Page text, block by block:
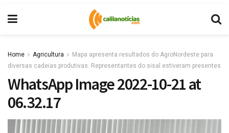
Home Agricultura
Mapa apresenta resultados do AgroNordeste para
diversas cadeias produtivas. Representantes do sisal estiveram presentes
WhatsApp Image 2022-10-21 at
06.32.17